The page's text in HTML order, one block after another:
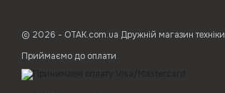
© 2026 - ОТАК.com.ua Дружній магазин техніки
Приймаємо до оплати